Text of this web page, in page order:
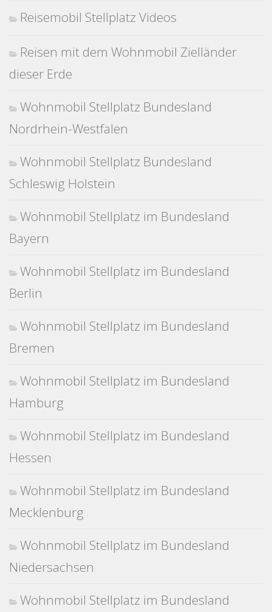
Reisemobil Stellplatz Videos
Reisen mit dem Wohnmobil Zielländer
dieser Erde
Wohnmobil Stellplatz Bundesland
Nordrhein-Westfalen
Wohnmobil Stellplatz Bundesland
Schleswig Holstein
Wohnmobil Stellplatz im Bundesland
Bayern
Wohnmobil Stellplatz im Bundesland
Berlin
Wohnmobil Stellplatz im Bundesland
Bremen
Wohnmobil Stellplatz im Bundesland
Hamburg
Wohnmobil Stellplatz im Bundesland
Hessen
Wohnmobil Stellplatz im Bundesland
Mecklenburg
Wohnmobil Stellplatz im Bundesland
Niedersachsen
Wohnmobil Stellplatz im Bundesland